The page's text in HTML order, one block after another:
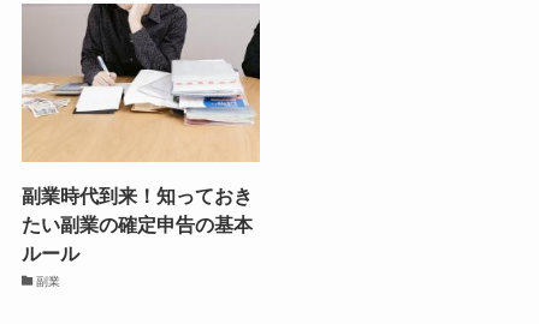
副業時代到来！知っておき
たい副業の確定申告の基本
ルール
副業